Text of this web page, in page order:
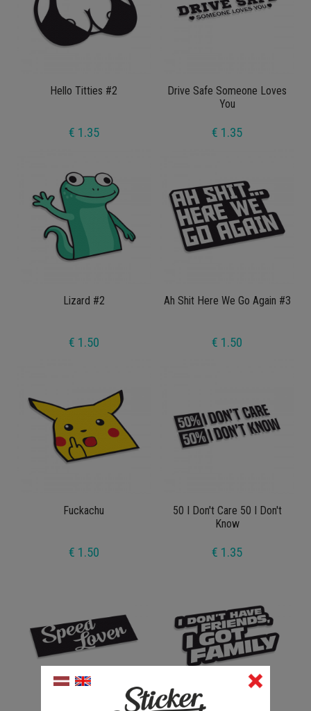
Hello Titties #2
€ 1.35
Drive Safe Someone Loves
You
€ 1.35
Lizard #2
€ 1.50
Ah Shit Here We Go Again #3
€ 1.50
Fuckachu
€ 1.50
50 I Don't Care 50 I Don't
Know
€ 1.35